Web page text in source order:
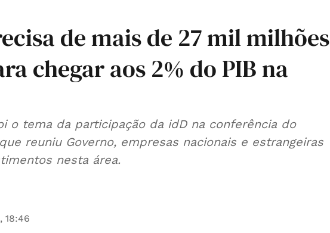
de mais de 27 mil milhões
chegar aos 2% do PIB na
o tema da participação da idD na conferência do
reuniu Governo, empresas nacionais e estrangeiras
nesta área.
18:46